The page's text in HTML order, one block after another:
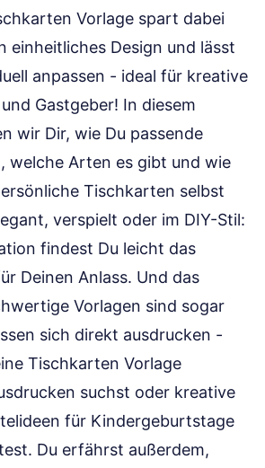
Vorlage spart dabei
einheitliches Design und lässt
anpassen - ideal für kreative
Gastgeber! In diesem
wir Dir, wie Du passende
welche Arten es gibt und wie
Tischkarten selbst
verspielt oder im DIY-Stil:
findest Du leicht das
Deinen Anlass. Und das
Vorlagen sind sogar
sich direkt ausdrucken -
Tischkarten Vorlage
suchst oder kreative
für Kindergeburtstage
Du erfährst außerdem,